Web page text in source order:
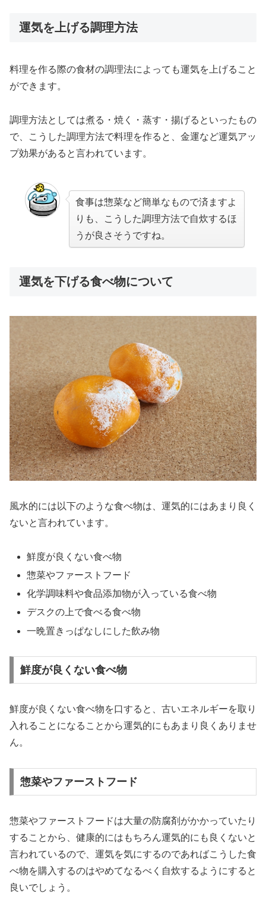
運気を上げる調理方法
料理を作る際の食材の調理法によっても運気を上げること
ができます。
調理方法としては煮る・焼く・蒸す・揚げる といったもの
で、こうした調理方法で料理を作ると、金運など運気アッ
プ効果があると言われています。
食事は惣菜など簡単なもので済ますよ
りも、こうした調理方法で自炊するほ
うが良さそうですね。
運気を下げる食べ物について
風水的には以下のような食べ物は、運気的にはあまり良く
ないと言われています。
鮮度が良くない食べ物
惣菜やファーストフード
化学調味料や食品添加物が入っている食べ物
デスクの上で食べる食べ物
一晩置きっぱなしにした飲み物
鮮度が良くない食べ物
鮮度が良くない食べ物を口すると、古いエネルギーを取り
入れることになる ことから運気的にもあまり良くありませ
ん。
惣菜やファーストフード
惣菜やファーストフードは大量の防腐剤がかかっていたり
することから、健康的にはもちろん運気的にも良くないと
言われているので、運気を気にするのであればこうした食
べ物を購入するのはやめてなるべく自炊するようにすると
良いでしょう。